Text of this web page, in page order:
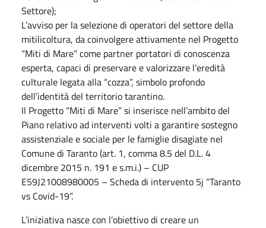
Settore);
L’avviso per la selezione di operatori del settore della
mitilicoltura, da coinvolgere attivamente nel Progetto
“Miti di Mare” come partner portatori di conoscenza
esperta, capaci di preservare e valorizzare l’eredità
culturale legata alla “cozza”, simbolo profondo
dell’identità del territorio tarantino.
Il Progetto “Miti di Mare” si inserisce nell’ambito del
Piano relativo ad interventi volti a garantire sostegno
assistenziale e sociale per le famiglie disagiate nel
Comune di Taranto (art. 1, comma 8.5 del D.L. 4
dicembre 2015 n. 191 e s.m.i.) – CUP
E59J21008980005 – Scheda di intervento 5j “Taranto
vs Covid-19”.
L’iniziativa nasce con l’obiettivo di creare un